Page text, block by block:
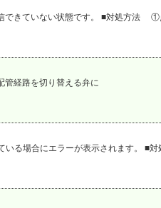
きていない状態です。 ■対処方法 ①
時の配管経路を切り替える弁に
いる場合にエラーが表示されます。